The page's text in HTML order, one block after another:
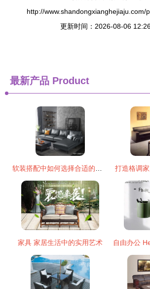
http://www.shandongxianghejiaju.com/
更新时间：2026-08-06
最新产品 Product
打造格调
家具 家居生活中的实用艺术